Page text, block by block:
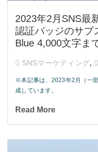
2023年2月SNS最
認証バッジのサブ
Blue 4,000文字ま
SNSマーケティング,
※本記事は、2023年2月（一
成しています。
Read More